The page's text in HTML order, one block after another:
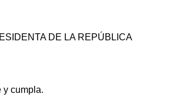
DE LA REPÚBLICA
y cumpla.